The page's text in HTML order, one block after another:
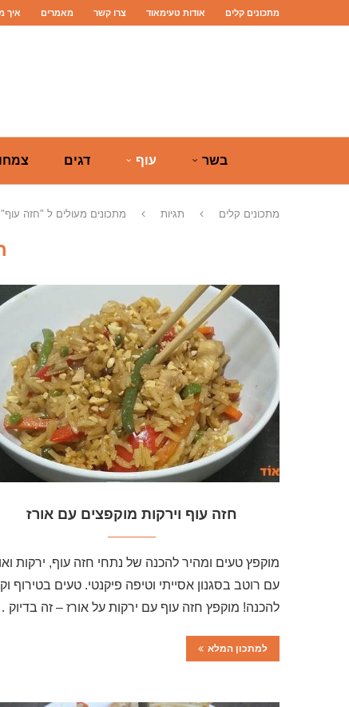
מתכונים קלים אודות טעימאוד צרו קשר מאמרים איך
בשר עוף דגים
מתכונים קלים תגיות מתכונים מעולים ל "חזה עוף"
חזה עוף וירקות מוקפצים עם אורז
מוקפץ טעים ומהיר להכנה של נתחי חזה עוף, ירקות
עם רוטב בסגנון אסייתי וטיפה פיקנטי. טעים בטירוף
להכנה! מוקפץ חזה עוף עם ירקות על אורז – זה בדיוק
למתכון המלא